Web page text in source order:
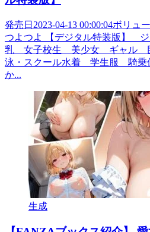
発売日2023-04-13 00:00:04ボリュ
つよつよ 【デジタル特装版】
乳 女子校生 美少女 ギャル
泳・スクール水着 学生服 騎
か...
生成